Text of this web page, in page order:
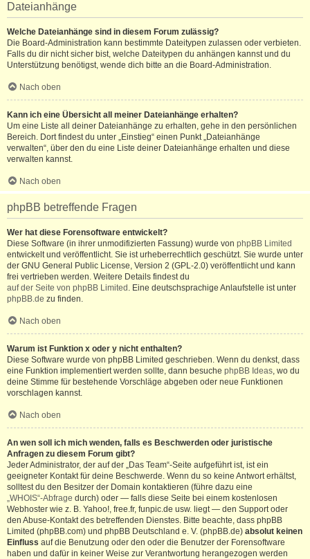
Dateianhänge
Welche Dateianhänge sind in diesem Forum zulässig?
Die Board-Administration kann bestimmte Dateitypen zulassen oder verbieten.
Falls du dir nicht sicher bist, welche Dateitypen du anhängen kannst und du
Unterstützung benötigst, wende dich bitte an die Board-Administration.
Nach oben
Kann ich eine Übersicht all meiner Dateianhänge erhalten?
Um eine Liste all deiner Dateianhänge zu erhalten, gehe in den persönlichen
Bereich. Dort findest du unter „Einstieg“ einen Punkt „Dateianhänge
verwalten“, über den du eine Liste deiner Dateianhänge erhalten und diese
verwalten kannst.
Nach oben
phpBB betreffende Fragen
Wer hat diese Forensoftware entwickelt?
Diese Software (in ihrer unmodifizierten Fassung) wurde von phpBB Limited
entwickelt und veröffentlicht. Sie ist urheberrechtlich geschützt. Sie wurde unter
der GNU General Public License, Version 2 (GPL-2.0) veröffentlicht und kann
frei vertrieben werden. Weitere Details findest du
auf der Seite von phpBB Limited . Eine deutschsprachige Anlaufstelle ist unter
phpBB.de zu finden.
Nach oben
Warum ist Funktion x oder y nicht enthalten?
Diese Software wurde von phpBB Limited geschrieben. Wenn du denkst, dass
eine Funktion implementiert werden sollte, dann besuche phpBB Ideas, wo du
deine Stimme für bestehende Vorschläge abgeben oder neue Funktionen
vorschlagen kannst.
Nach oben
An wen soll ich mich wenden, falls es Beschwerden oder juristische
Anfragen zu diesem Forum gibt?
Jeder Administrator, der auf der „Das Team“-Seite aufgeführt ist, ist ein
geeigneter Kontakt für deine Beschwerde. Wenn du so keine Antwort erhältst,
solltest du den Besitzer der Domain kontaktieren (führe dazu eine
„WHOIS“-Abfrage durch) oder — falls diese Seite bei einem kostenlosen
Webhoster wie z. B. Yahoo!, free.fr, funpic.de usw. liegt — den Support oder
den Abuse-Kontakt des betreffenden Dienstes. Bitte beachte, dass phpBB
Limited (phpBB.com) und phpBB Deutschland e. V. (phpBB.de) absolut keinen
Einfluss auf die Benutzung oder den oder die Benutzer der Forensoftware
haben und dafür in keiner Weise zur Verantwortung herangezogen werden